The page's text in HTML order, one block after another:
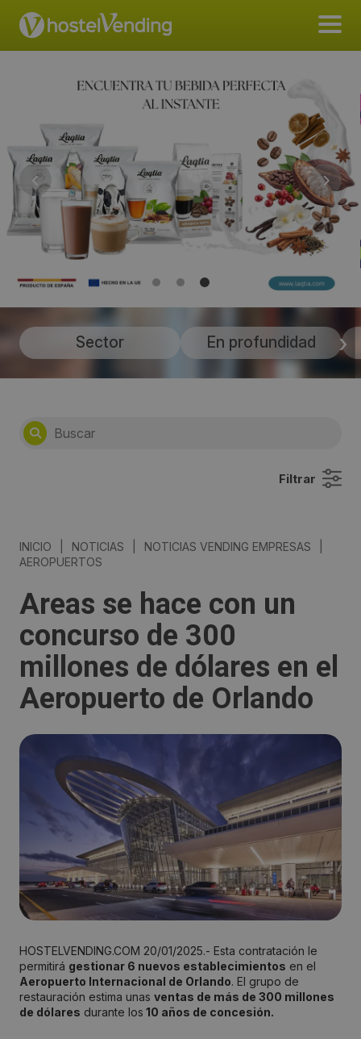
Sector En profundidad
Filtrar
INICIO NOTICIAS NOTICIAS VENDING EMPRESAS
AEROPUERTOS
Areas se hace con un
concurso de 300
millones de dólares en el
Aeropuerto de Orlando
HOSTELVENDING.COM 20/01/2025.- Esta contratación le
permitirá gestionar 6 nuevos establecimientos en el
Aeropuerto Internacional de Orlando. El grupo de
restauración estima unas ventas de más de 300 millones
de dólares durante los 10 años de concesión.